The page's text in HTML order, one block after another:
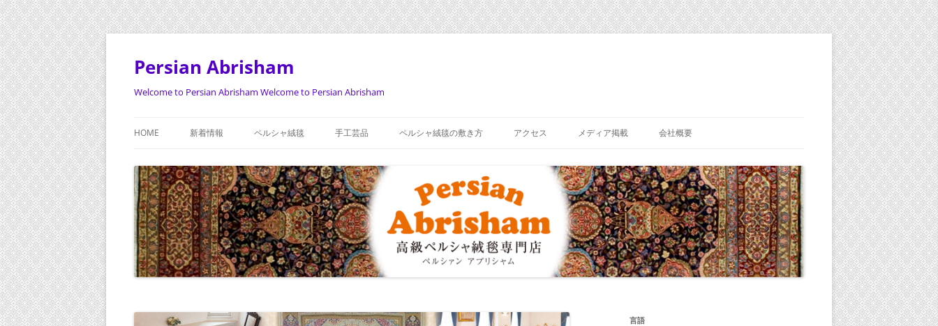
Persian Abrisham
Welcome to Persian Abrisham Welcome to Persian Abrisham
ン
テ
ス
キ
ッ
HOME 新着情報 ペルシャ絨毯 手工芸品 ペルシャ絨毯の敷き方 アクセス メディア掲載 会社概要
言語